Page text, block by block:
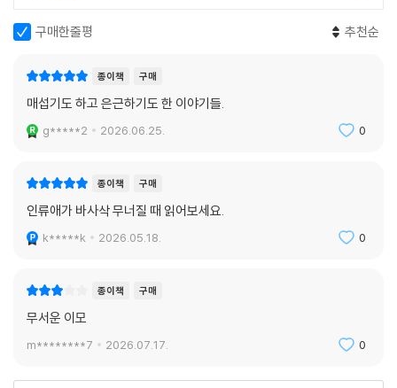
구매한줄평 추천순
종이책 구매
매섭기도 하고 은근하기도 한 이야기들.
g*****2 2026.06.25. 0
종이책 구매
인류애가 바사삭 무너질 때 읽어보세요.
k*****k 2026.05.18. 0
종이책 구매
무서운 이모
m********7 2026.07.17. 0